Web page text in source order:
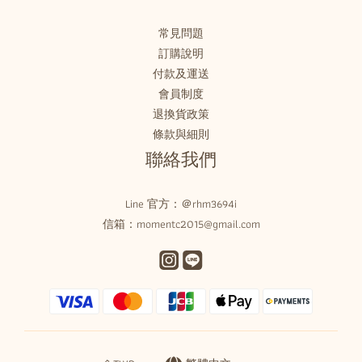
常見問題
訂購說明
付款及運送
會員制度
退換貨政策
條款與細則
聯絡我們
Line 官方： ＠rhm3694i
信箱：momentc2015@gmail.com